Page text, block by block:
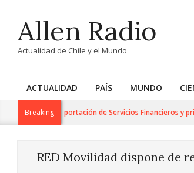
contentAllen Radio
Actualidad de Chile y el Mundo
Primary
Navigation
ACTUALIDAD PAÍS MUNDO
Breaking
para la Exportación de Servicios Financieros y
RED Movilidad dispone de